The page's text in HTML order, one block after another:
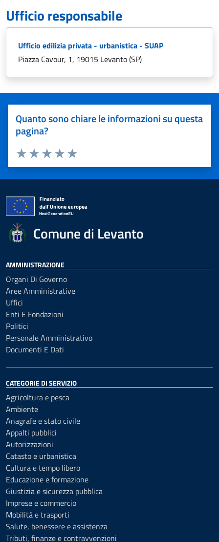
Ufficio responsabile
Ufficio edilizia privata - urbanistica - SUAP
Piazza Cavour, 1, 19015 Levanto (SP)
Quanto sono chiare le informazioni su questa
pagina?
Valuta 5 stelle su 5
Valuta 4 stelle su 5
Valuta 3 stelle su 5
Valuta 2 stelle su 5
Valuta 1 stelle su 5
Comune di Levanto
AMMINISTRAZIONE
Organi Di Governo
Aree Amministrative
Uffici
Enti E Fondazioni
Politici
Personale Amministrativo
Documenti E Dati
CATEGORIE DI SERVIZIO
Agricoltura e pesca
Ambiente
Anagrafe e stato civile
Appalti pubblici
Autorizzazioni
Catasto e urbanistica
Cultura e tempo libero
Educazione e formazione
Giustizia e sicurezza pubblica
Imprese e commercio
Mobilità e trasporti
Salute, benessere e assistenza
Tributi, finanze e contravvenzioni